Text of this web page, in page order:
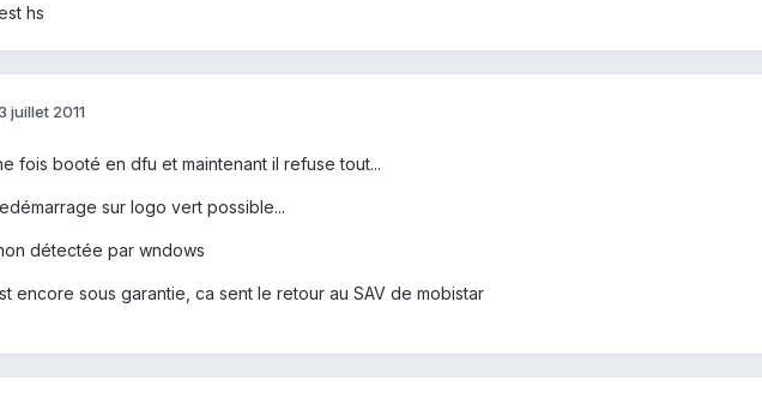
hs
juillet 2011
fois booté en dfu et maintenant il refuse tout...
sur logo vert possible...
détectée par wndows
encore sous garantie, ca sent le retour au SAV de mobistar